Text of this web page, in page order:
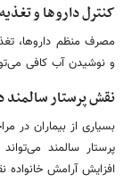
کنترل داروها و
و نوشیدن آب کافی
نقش پرستار سالمند
بسیاری از بیماران در
پرستار سالمند
افزایش آرامش